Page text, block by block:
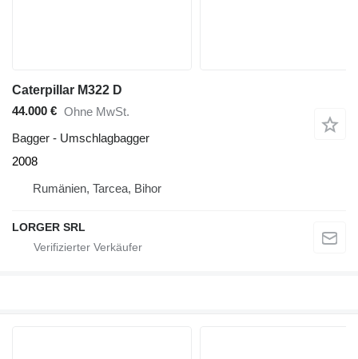
Caterpillar M322 D
44.000 € Ohne MwSt.
Bagger - Umschlagbagger
2008
Rumänien, Tarcea, Bihor
LORGER SRL